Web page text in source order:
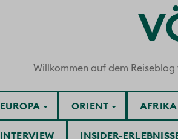
Willkommen auf dem Reiseblog
AFRIKA
EUROPA
INSIDER-
INTERVIEW
ORIENT